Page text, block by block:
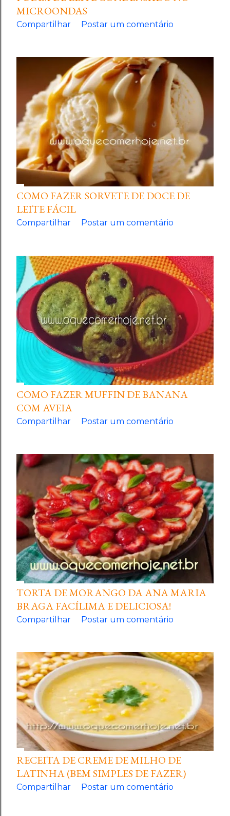
MICROONDAS
Compartilhar Postar um comentário
COMO FAZER SORVETE DE DOCE DE
LEITE FÁCIL
Compartilhar Postar um comentário
COMO FAZER MUFFIN DE BANANA
COM AVEIA
Compartilhar Postar um comentário
TORTA DE MORANGO DA ANA MARIA
BRAGA FACÍLIMA E DELICIOSA!
Compartilhar Postar um comentário
RECEITA DE CREME DE MILHO DE
LATINHA (BEM SIMPLES DE FAZER)
Compartilhar Postar um comentário